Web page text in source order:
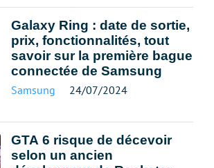
Galaxy Ring : date de sortie,
prix, fonctionnalités, tout
savoir sur la première bague
connectée de Samsung
Samsung 24/07/2024
GTA 6 risque de décevoir
selon un ancien